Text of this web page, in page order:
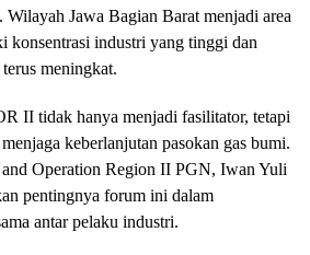
Wilayah Jawa Bagian Barat menjadi area
konsentrasi industri yang tinggi dan
meningkat.
II tidak hanya menjadi fasilitator, tetapi
keberlanjutan pasokan gas bumi.
and Operation Region II PGN, Iwan Yuli
pentingnya forum ini dalam
antar pelaku industri.